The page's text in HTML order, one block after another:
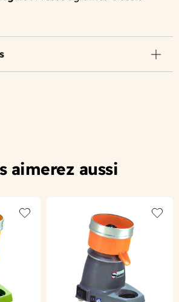
aimerez aussi